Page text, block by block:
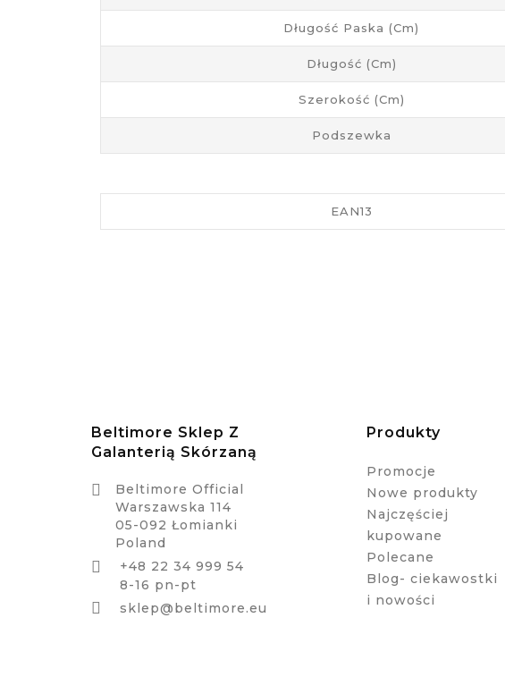
Długość Paska (cm)
Długość (cm)
Szerokość (cm)
Podszewka
EAN13
Beltimore Sklep Z
Galanterią Skórzaną

Beltimore Official
Warszawska 114
05-092 Łomianki
Poland

+48 22 34 999 54
8-16 pn-pt
 sklep@beltimore.eu
Produkty
Promocje
Nowe produkty
Najczęściej
kupowane
Polecane
Blog- ciekawostki
i nowości